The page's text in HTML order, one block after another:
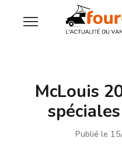
McLouis
Publié le